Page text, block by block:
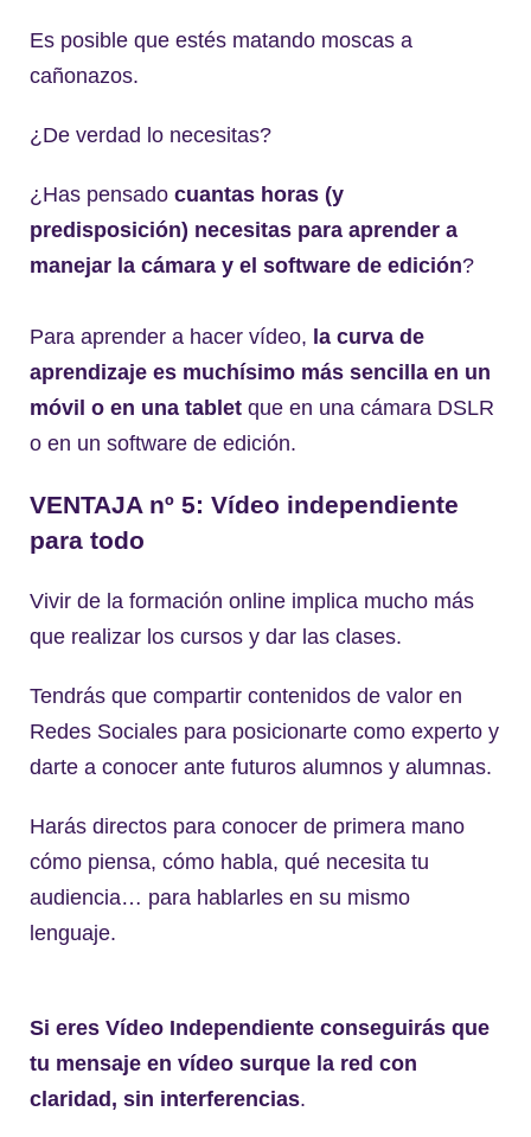
Es posible que estés matando moscas a
cañonazos.
¿De verdad lo necesitas?
¿Has pensado cuantas horas (y
predisposición) necesitas para aprender a
manejar la cámara y el software de edición?
Para aprender a hacer vídeo, la curva de
aprendizaje es muchísimo más sencilla en un
móvil o en una tablet que en una cámara DSLR
o en un software de edición.
VENTAJA nº 5: Vídeo independiente
para todo
Vivir de la formación online implica mucho más
que realizar los cursos y dar las clases.
Tendrás que compartir contenidos de valor en
Redes Sociales para posicionarte como experto y
darte a conocer ante futuros alumnos y alumnas.
Harás directos para conocer de primera mano
cómo piensa, cómo habla, qué necesita tu
audiencia… para hablarles en su mismo
lenguaje.
Si eres Vídeo Independiente conseguirás que
tu mensaje en vídeo surque la red con
claridad, sin interferencias.